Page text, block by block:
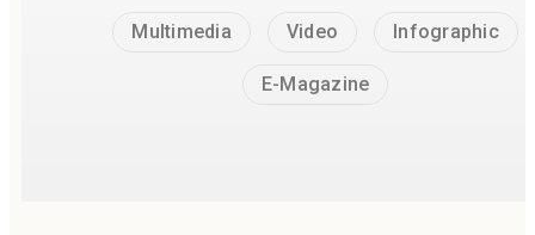
Multimedia Video Infographic
E-Magazine